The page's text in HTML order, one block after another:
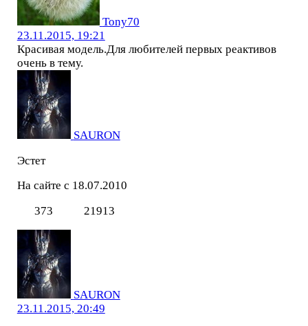
Tony70
23.11.2015, 19:21
Красивая модель.Для любителей первых реактивов
очень в тему.
SAURON
Эстет
На сайте с 18.07.2010
373
21913
SAURON
23.11.2015, 20:49